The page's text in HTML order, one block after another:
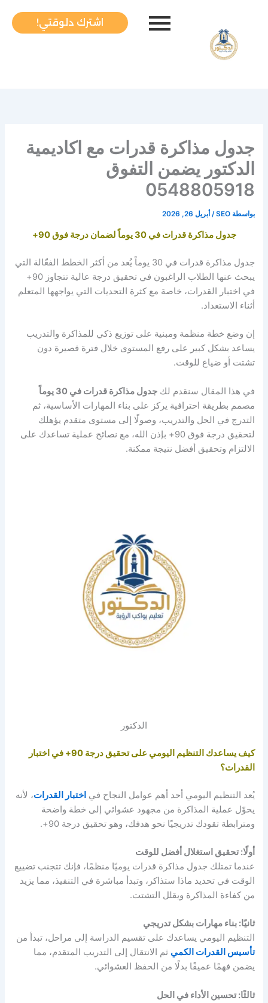
اشترك دلوقتي!
جدول مذاكرة قدرات مع اكاديمية
الدكتور يضمن التفوق
0548805918
بواسطة SEO
/أبريل 26, 2026
جدول مذاكرة قدرات في 30 يوماً لضمان درجة فوق 90+
جدول مذاكرة قدرات في 30 يوماً يُعد من أكثر الخطط الفعّالة التي
يبحث عنها الطلاب الراغبون في تحقيق درجة عالية تتجاوز 90+
في اختبار القدرات، خاصة مع كثرة التحديات التي يواجهها المتعلم
أثناء الاستعداد.
إن وضع خطة منظمة ومبنية على توزيع ذكي للمذاكرة والتدريب
يساعد بشكل كبير على رفع المستوى خلال فترة قصيرة دون
تشتت أو ضياع للوقت.
في هذا المقال سنقدم لكجدول مذاكرة قدرات في 30 يوماً
مصمم بطريقة احترافية يركز على بناء المهارات الأساسية، ثم
التدرج في الحل والتدريب، وصولًا إلى مستوى متقدم يؤهلك
لتحقيق درجة فوق 90+ بإذن الله، مع نصائح عملية تساعدك على
الالتزام وتحقيق أفضل نتيجة ممكنة.
الدكتور
كيف يساعدك التنظيم اليومي على تحقيق درجة 90+ في اختبار
القدرات؟
يُعد التنظيم اليومي أحد أهم عوامل النجاح في اختبار القدرات، لأنه
يحوّل عملية المذاكرة من مجهود عشوائي إلى خطة واضحة
ومترابطة تقودك تدريجيًا نحو هدفك، وهو تحقيق درجة 90+.
أولًا: تحقيق استغلال أفضل للوقت
عندما تمتلك جدول مذاكرة قدرات يوميًا منظمًا، فإنك تتجنب تضييع
الوقت في تحديد ماذا ستذاكر، وتبدأ مباشرة في التنفيذ، مما يزيد
من كفاءة المذاكرة ويقلل التشتت.
ثانيًا: بناء مهارات بشكل تدريجي
التنظيم اليومي يساعدك على تقسيم الدراسة إلى مراحل، تبدأ من
تأسيس القدرات الكمي ثم الانتقال إلى التدريب المتقدم، مما
يضمن فهمًا عميقًا بدلًا من الحفظ العشوائي.
ثالثًا: تحسين الأداء في الحل